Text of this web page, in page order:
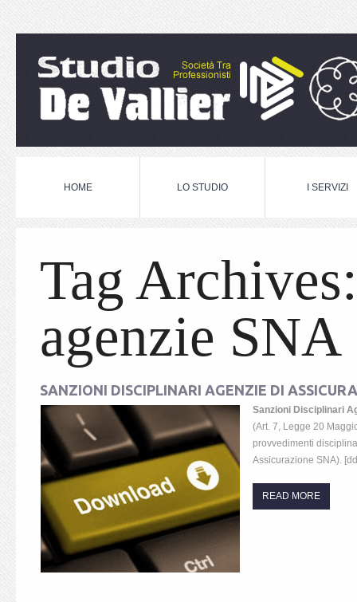
HOME LO STUDIO I SERVIZI
Tag Archives:
agenzie SNA
SANZIONI DISCIPLINARI AGENZIE DI
Sanzioni Disciplinari
(Art. 7, Legge 20
provvedimenti
Assicurazione SNA).
READ MORE